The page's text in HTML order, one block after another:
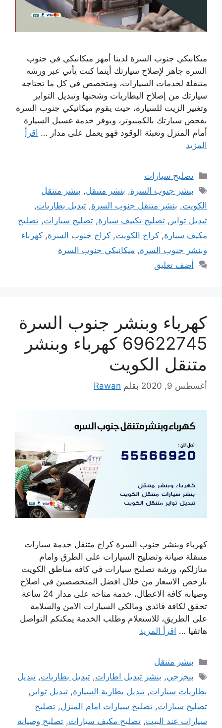
ميكانيكي جنوب السرة لدينا أمهر ميكانيكي في جنوب
السرة جاهز لإصلاح سيارتك أينما كنت يأتي عبر ورشة
متنقلة لخدمات السيارات، ومتخصص في كل ما تحتاجه
سيارتك من إصلاح البطاريات وشحنها وتبديل التواير
وتغيير الزيت للسيارة، حيث يقوم ميكانيكي جنوب السرة
بفحص سيارتك بالكمبيوتر، ويوفر خدمة غسيل السيارة
أمام المنزل وتعبئة الوقود فهو يعمل على مدار … اقرأ
المزيد
التصنيفات
تصليح سيارات
الوسوم
بنشر جنوب السرة, بنشر متنقل, بنشر متنقل
الكويت, بنشر متنقل جنوب السرة, تبديل بطاريات,
تبديل تواير , تصليح تكييف سيارة, تصليح سيارات, تصليح
مكيف سيارة, كراج الكويت, كراج جنوب السرة, كهرباء
وبنشر جنوب السرة, ميكانيكي جنوب السرة
أضف تعليق
كهرباء وبنشر جنوب السرة
69622745 كهرباء وبنشر
متنقل الكويت
أغسطس 9, 2020 بقلم Rawan
كهرباء وبنشر جنوب السرة كراج متنقل خدمة سيارات
متنقلة صيانة وتصليح السيارات على الطرق وامام
منازلكم، ورشة تصليح سيارات في كافة مناطق الكويت
بارخص الاسعار من خلال افضل المتخصصين في اصلاح
وصيانة كافة الاعطال، خدمة متاحة على مدار 24 ساعة
تحقق لكافة قائدي ومالكي السيارات الامن والسلامة
على الطريق، للاستعلام وطلب الخدمة يمكنكم التواصل
هاتفيا … اقرأ المزيد
التصنيفات
بنشر متنقل
الوسوم
بنجرجي, بنشر تبديل اطارات,تبديل بطاريات,تبديل
بطاريات سيارات, تبديل بطارية السيارة, تبديل تواير ,
تصليح سيارات, تصليح سيارات امام المنزل, تصليح
سيارات عند البيت, تصليح مكيف سيارات, تصليح وصيانة